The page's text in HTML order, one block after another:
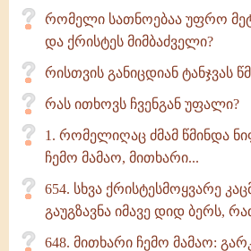
რომელი სათნოებაა უფრო
და ქრისტეს მიმბაძველი?
რისთვის განიცდიან ტანჯვას
რას ითხოვს ჩვენგან უფალი?
1. რომელიღაც ძმამ წმინდა
ჩემო მამაო, მითხარი...
654. სხვა ქრისტესმოყვარე
გაუგზავნა იმავე დიდ ბერს,
648. მითხარი ჩემო მამაო: